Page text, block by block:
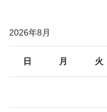
2026年8月
日 月 火